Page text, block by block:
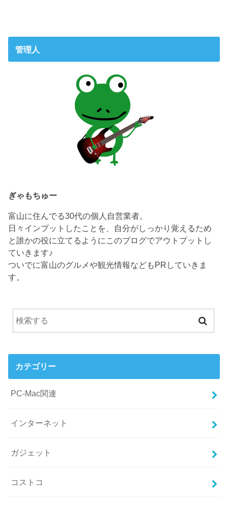
管理人
ぎゃもちゅー
富山に住んでる30代の個人自営業者。
日々インプットしたことを、自分がしっかり覚えるため
と誰かの役に立てるようにこのブログでアウトプットし
ていきます♪
ついでに富山のグルメや観光情報などもPRしていきま
す。
カテゴリー
PC-Mac関連
インターネット
ガジェット
コストコ